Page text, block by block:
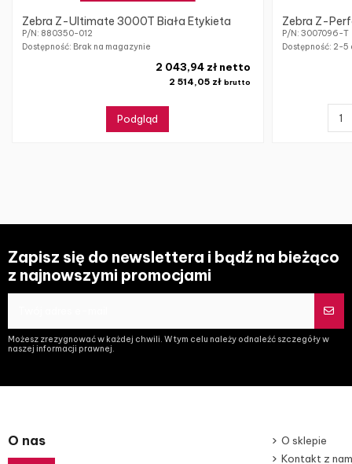
Zebra Z-Ultimate 3000T Biała Etykieta
P/N: 880350-012
Dostępność: Brak na magazynie
2 514,05 złbrutto
2 043,94 zł netto
Podgląd
Zebra Z-
P/N: 3007096-T
Dostępność: 2-5
Zapisz się do newslettera i bądź na bieżąco
z najnowszymi promocjami
Możesz zrezygnować w każdej chwili. W tym celu należy odnaleźć szczegóły w
naszej informacji prawnej.
O nas
O sklepie
Kontakt z